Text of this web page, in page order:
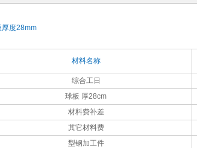
厚度28mm
材料名称
综合工日
球板 厚28cm
材料费补差
其它材料费
型钢加工件